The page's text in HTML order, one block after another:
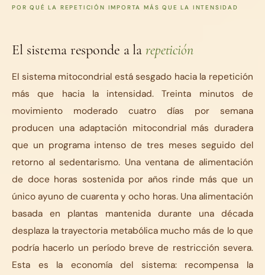
POR QUÉ LA REPETICIÓN IMPORTA MÁS QUE LA INTENSIDAD
El sistema responde a la repetición
El sistema mitocondrial está sesgado hacia la repetición
más que hacia la intensidad. Treinta minutos de
movimiento moderado cuatro días por semana
producen una adaptación mitocondrial más duradera
que un programa intenso de tres meses seguido del
retorno al sedentarismo. Una ventana de alimentación
de doce horas sostenida por años rinde más que un
único ayuno de cuarenta y ocho horas. Una alimentación
basada en plantas mantenida durante una década
desplaza la trayectoria metabólica mucho más de lo que
podría hacerlo un período breve de restricción severa.
Esta es la economía del sistema: recompensa la